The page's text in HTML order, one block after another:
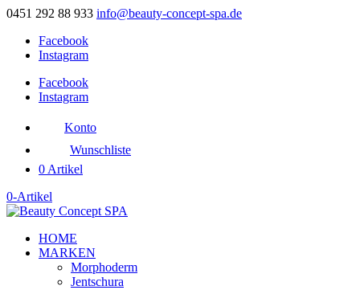
0451 292 88 933 info@beauty-concept-spa.de
Facebook
Instagram
Facebook
Instagram
Konto
Wunschliste
0 Artikel
0-Artikel
HOME
MARKEN
Morphoderm
Jentschura